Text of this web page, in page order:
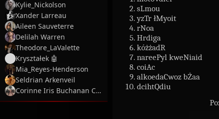
Kylie_Nickolson
Xander Larreau
Aileen Sauveterre
Delilah Warren
Theodore_LaValette
Kryształek 🤖
Mia_Reyes-Henderson
Seldrian Arkenveil
Corinne Iris Buchanan Coltrane
sLmou
yzTr łMyoit
rNoa
Hrdiga
kóżżadR
nareePyl kweNiaid
coiAc
alkoedaCwoz bŻaa
dcihtQdiu